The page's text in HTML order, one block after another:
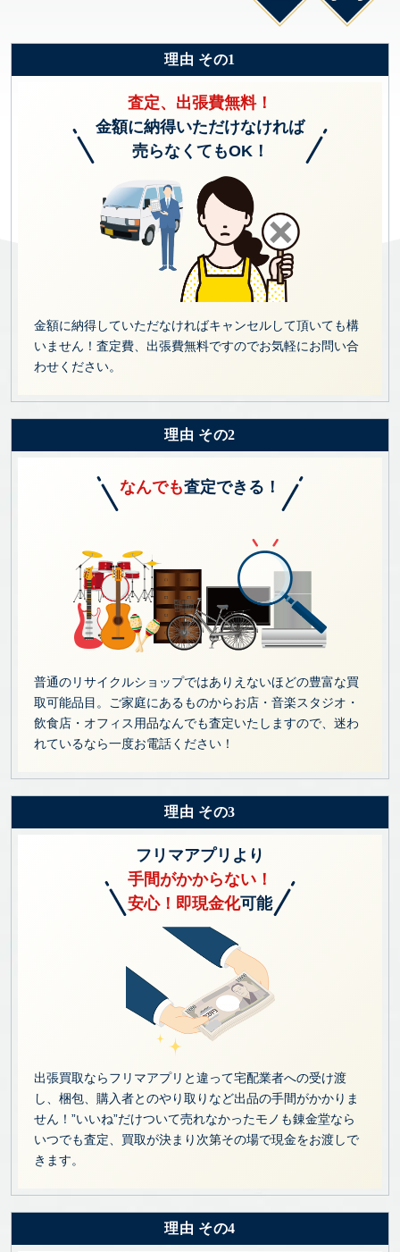
理由 その1
査定、出張費無料！
金額に納得いただけなければ
売らなくてもOK！
金額に納得していただなければキャンセルして頂いても構
いません！査定費、出張費無料ですのでお気軽にお問い合
わせください。
理由 その2
なんでも査定できる！
普通のリサイクルショップではありえないほどの豊富な買
取可能品目。ご家庭にあるものからお店・音楽スタジオ・
飲食店・オフィス用品なんでも査定いたしますので、迷わ
れているなら一度お電話ください！
理由 その3
フリマアプリより
手間がかからない！
安心！即現金化可能
出張買取ならフリマアプリと違って宅配業者への受け渡
し、梱包、購入者とのやり取りなど出品の手間がかかりま
せん！”いいね”だけついて売れなかったモノも錬金堂なら
いつでも査定、買取が決まり次第その場で現金をお渡しで
きます。
理由 その4